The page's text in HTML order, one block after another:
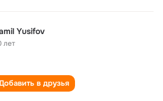
Yusifov
лет
в друзья